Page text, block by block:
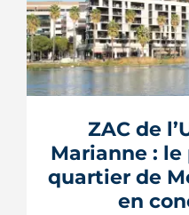
ZAC de
Marianne :
quartier de
en